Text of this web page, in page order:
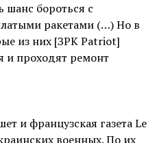
шанс бороться с
ракетами (…) Но в
из них [ЗРК Patriot]
и проходят ремонт
и французская газета Le
военных. По их